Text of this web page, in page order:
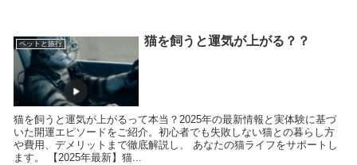
ペットと旅行 猫を飼うと運気が上がる？？
猫を飼うと運気が上がるって本当？2025年の最新情報と実体験に基づ
いた開運エピソードをご紹介。初心者でも失敗しない猫との暮らし方
や費用、デメリットまで徹底解説し、 あなたの猫ライフをサポートし
ます。 【2025年最新】猫...